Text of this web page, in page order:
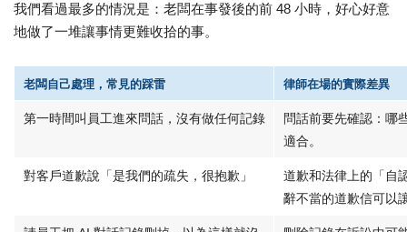
我們看過最多的情況是：老闆在事發後的前 48 小時，好心好意
地做了一堆讓事情更難收拾的事。
老闆自己處理，常見的踩雷 律師在場的實際差異
第一時間叫員工進來問話，沒有做任何記錄
問話前要先確認：哪
適合。
對客戶道歉說「是我們的疏失，很抱歉」
道歉和法律上的「自
辭不當的道歉信可以